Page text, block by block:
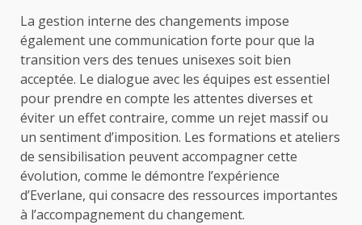
La gestion interne des changements impose
également une communication forte pour que la
transition vers des tenues unisexes soit bien
acceptée. Le dialogue avec les équipes est essentiel
pour prendre en compte les attentes diverses et
éviter un effet contraire, comme un rejet massif ou
un sentiment d’imposition. Les formations et ateliers
de sensibilisation peuvent accompagner cette
évolution, comme le démontre l’expérience
d’Everlane, qui consacre des ressources importantes
à l’accompagnement du changement.